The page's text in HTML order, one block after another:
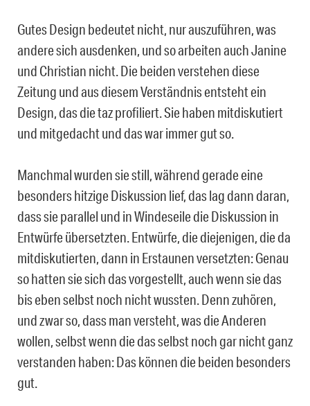
Gutes Design bedeutet nicht, nur auszuführen, was
andere sich ausdenken, und so arbeiten auch Janine
und Christian nicht. Die beiden verstehen diese
Zeitung und aus diesem Verständnis entsteht ein
Design, das die taz profiliert. Sie haben mitdiskutiert
und mitgedacht und das war immer gut so.
Manchmal wurden sie still, während gerade eine
besonders hitzige Diskussion lief, das lag dann daran,
dass sie parallel und in Windeseile die Diskussion in
Entwürfe übersetzten. Entwürfe, die diejenigen, die da
mitdiskutierten, dann in Erstaunen versetzten: Genau
so hatten sie sich das vorgestellt, auch wenn sie das
bis eben selbst noch nicht wussten. Denn zuhören,
und zwar so, dass man versteht, was die Anderen
wollen, selbst wenn die das selbst noch gar nicht ganz
verstanden haben: Das können die beiden besonders
gut.